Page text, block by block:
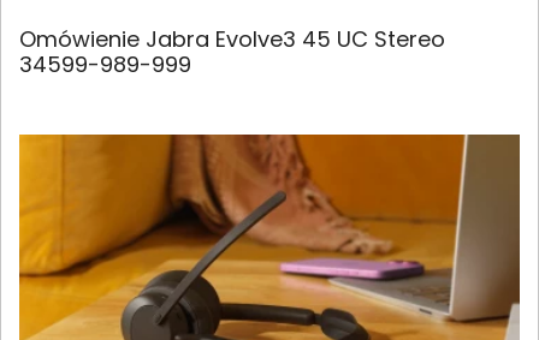
Omówienie Jabra Evolve3 45 UC Stereo
34599-989-999